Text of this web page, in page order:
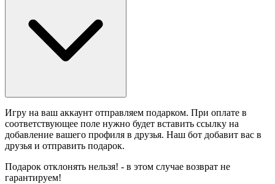
Игру на ваш аккаунт отправляем подарком. При оплате в
соответствующее поле нужно будет вставить ссылку на
добавление вашего профиля в друзья. Наш бот добавит вас в
друзья и отправить подарок.
Подарок отклонять нельзя! - в этом случае возврат не
гарантируем!